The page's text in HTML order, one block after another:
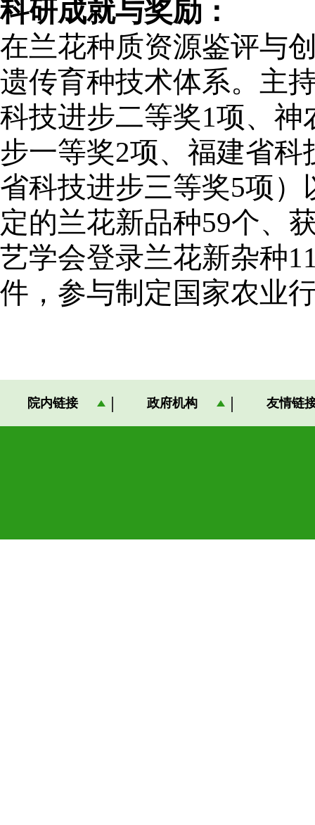
科研成就与奖励：
在兰花种质资源鉴评与
遗传育种技术体系。主
科技进步二等奖1项、
步一等奖2项、福建省
省科技进步三等奖5项
定的兰花新品种59个、
艺学会登录兰花新杂种
件，参与制定国家农业
院内链接 政府机构 友情链